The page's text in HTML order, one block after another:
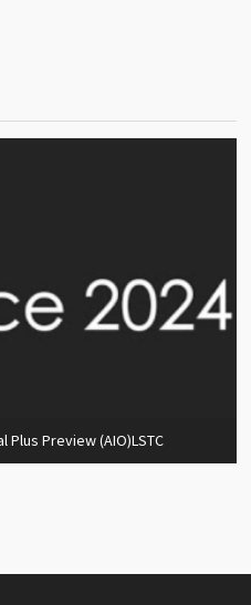
Preview (AIO)LSTC